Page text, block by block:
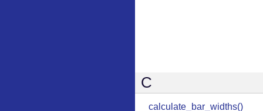
C
calculate_bar_widths()